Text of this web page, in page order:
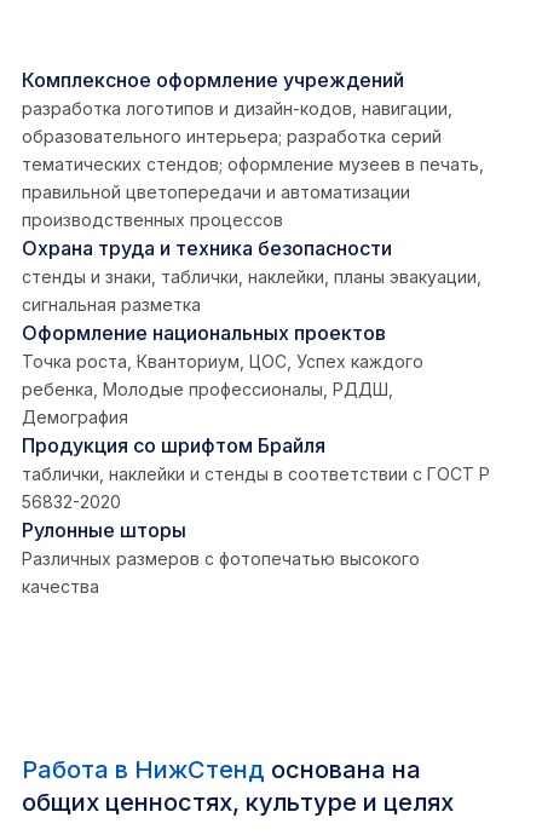
Комплексное оформление учреждений
разработка логотипов и дизайн-кодов, навигации,
образовательного интерьера; разработка серий
тематических стендов; оформление музеев в печать,
правильной цветопередачи и автоматизации
производственных процессов
Охрана труда и техника безопасности
стенды и знаки, таблички, наклейки, планы эвакуации,
сигнальная разметка
Оформление национальных проектов
Точка роста, Кванториум, ЦОС, Успех каждого
ребенка, Молодые профессионалы, РДДШ,
Демография
Продукция со шрифтом Брайля
таблички, наклейки и стенды в соответствии с ГОСТ Р
56832-2020
Рулонные шторы
Различных размеров с фотопечатью высокого
качества
Работа в НижСтенд основана на
общих ценностях, культуре и целях